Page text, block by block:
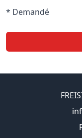
* Demandé